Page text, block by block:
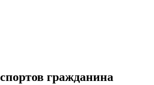
гражданина